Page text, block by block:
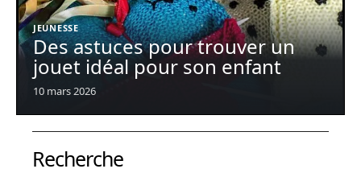
JEUNESSE
Des astuces pour trouver un
jouet idéal pour son enfant
10 mars 2026
Recherche